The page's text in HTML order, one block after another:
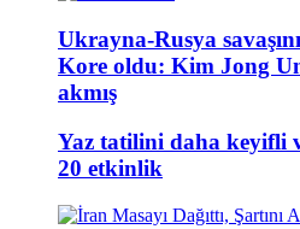
Ukrayna-Rusya
Kore oldu: Kim Jong
akmış
Yaz tatilini daha keyifli
20 etkinlik